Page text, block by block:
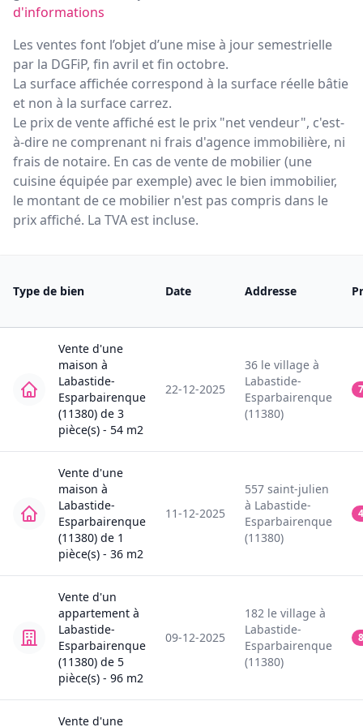
d'informations
Les ventes font l’objet d’une mise à jour semestrielle
par la DGFiP, fin avril et fin octobre.
La surface affichée correspond à la surface réelle bâtie
et non à la surface carrez.
Le prix de vente affiché est le prix "net vendeur", c'est-
à-dire ne comprenant ni frais d'agence immobilière, ni
frais de notaire. En cas de vente de mobilier (une
cuisine équipée par exemple) avec le bien immobilier,
le montant de ce mobilier n'est pas compris dans le
prix affiché. La TVA est incluse.
Type de bien Date Addresse
Vente d'une
maison à
Labastide-
Esparbairenque
(11380) de 3
pièce(s) - 54 m2
22-12-2025
36 le village à
Labastide-
Esparbairenque
(11380)
Vente d'une
maison à
Labastide-
Esparbairenque
(11380) de 1
pièce(s) - 36 m2
11-12-2025
557 saint-julien
à Labastide-
Esparbairenque
(11380)
Vente d'un
appartement à
Labastide-
Esparbairenque
(11380) de 5
pièce(s) - 96 m2
09-12-2025
182 le village à
Labastide-
Esparbairenque
(11380)
Vente d'une